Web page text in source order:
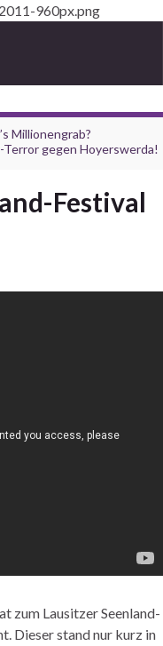
Millionengrab?
Terror gegen Hoyerswerda!
Festival
zum Lausitzer Seenland-
Dieser stand nur kurz in